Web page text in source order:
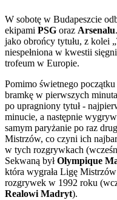
W sobotę w Budapeszcie
ekipami PSG oraz Arsenalu
jako obrońcy tytułu, z kolei
niespełniona w kwestii
trofeum w Europie.
Pomimo świetnego początku
bramkę w pierwszych
po upragniony tytuł -
minucie, a następnie
samym paryżanie po raz
Mistrzów, co czyni ich
w tych rozgrywkach
Sekwaną byłOlympique
która wygrała Ligę
rozgrywek w 1992 roku
Realowi Madryt).